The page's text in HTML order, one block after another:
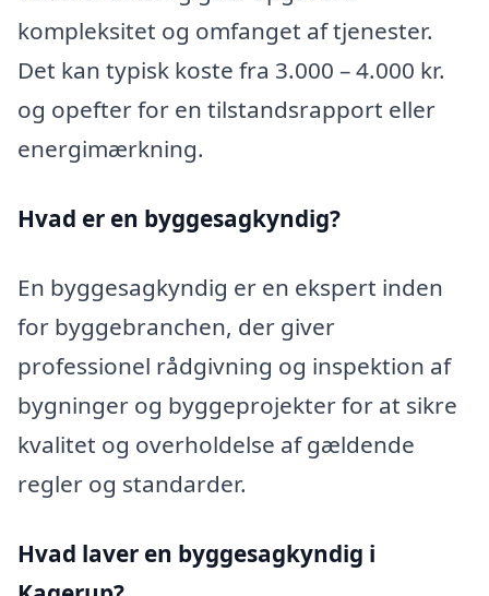
kompleksitet og omfanget af tjenester.
Det kan typisk koste fra 3.000 – 4.000 kr.
og opefter for en tilstandsrapport eller
energimærkning.
Hvad er en byggesagkyndig?
En byggesagkyndig er en ekspert inden
for byggebranchen, der giver
professionel rådgivning og inspektion af
bygninger og byggeprojekter for at sikre
kvalitet og overholdelse af gældende
regler og standarder.
Hvad laver en byggesagkyndig i